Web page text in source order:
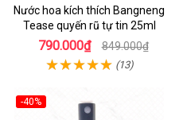
Nước hoa kích thích Bangneng
Tease quyến rũ tự tin 25ml
790.000₫ 849.000₫
(13)
-40%